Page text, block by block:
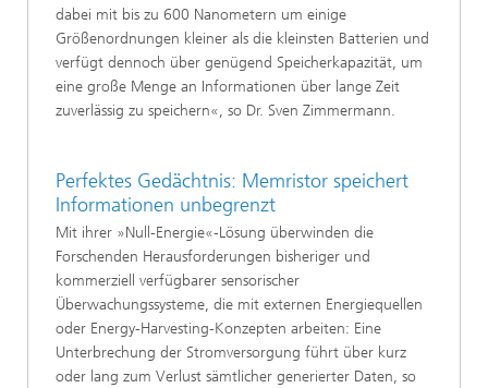
dabei mit bis zu 600 Nanometern um einige
Größenordnungen kleiner als die kleinsten Batterien und
verfügt dennoch über genügend Speicherkapazität, um
eine große Menge an Informationen über lange Zeit
zuverlässig zu speichern«, so Dr. Sven Zimmermann.
Perfektes Gedächtnis: Memristor speichert
Informationen unbegrenzt
Mit ihrer »Null-Energie«-Lösung überwinden die
Forschenden Herausforderungen bisheriger und
kommerziell verfügbarer sensorischer
Überwachungssysteme, die mit externen Energiequellen
oder Energy-Harvesting-Konzepten arbeiten: Eine
Unterbrechung der Stromversorgung führt über kurz
oder lang zum Verlust sämtlicher generierter Daten, so